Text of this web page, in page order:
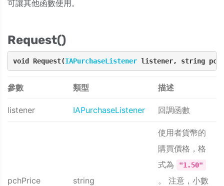
可讓其他函數使用。
Request()
void Request(IAPurchaseListener listener, string
參數 類型 描述
listener IAPurchaseListener 回調函數
pchPrice string
使用者貨幣的
購買價格，格
式為
"1.50"
。 注意，小數